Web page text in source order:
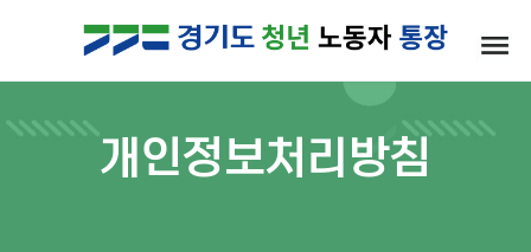
개인정보처리방침